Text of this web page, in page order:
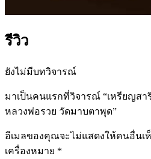
รีวิว
ยังไม่มีบทวิจารณ์
มาเป็นคนแรกที่วิจารณ์ “เหรียญสา
หลวงพ่อรวย วัดมาบตาพุด”
อีเมลของคุณจะไม่แสดงให้คนอื่นเ
เครื่องหมาย *